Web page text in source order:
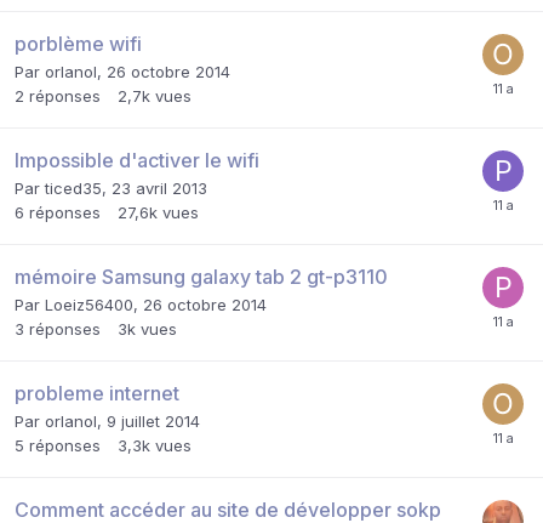
porblème wifi
Par orlanol, 26 octobre 2014
2 réponses 2,7k vues
Impossible d'activer le wifi
Particed35, 23 avril 2013
6 réponses 27,6k vues
mémoire Samsung galaxy tab 2 gt-p3110
Par Loeiz56400, 26 octobre 2014
3 réponses 3k vues
probleme internet
Par orlanol, 9 juillet 2014
5 réponses 3,3k vues
Comment accéder au site de développer sokp